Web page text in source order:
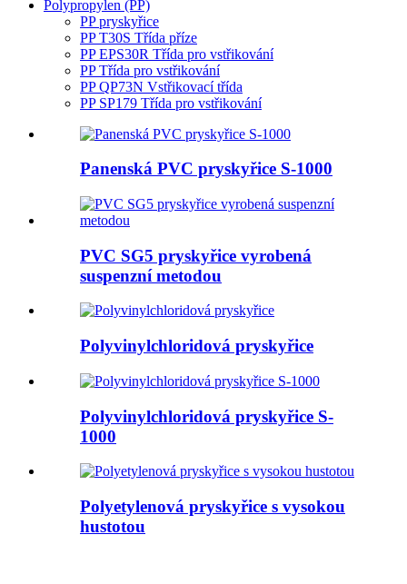
Polypropylen (PP)
PP pryskyřice
PP T30S Třída příze
PP EPS30R Třída pro vstřikování
PP Třída pro vstřikování
PP QP73N Vstřikovací třída
PP SP179 Třída pro vstřikování
Panenská PVC pryskyřice S-1000
PVC SG5 pryskyřice vyrobená
suspenzní metodou
Polyvinylchloridová pryskyřice
Polyvinylchloridová pryskyřice S-
1000
Polyetylenová pryskyřice s vysokou
hustotou